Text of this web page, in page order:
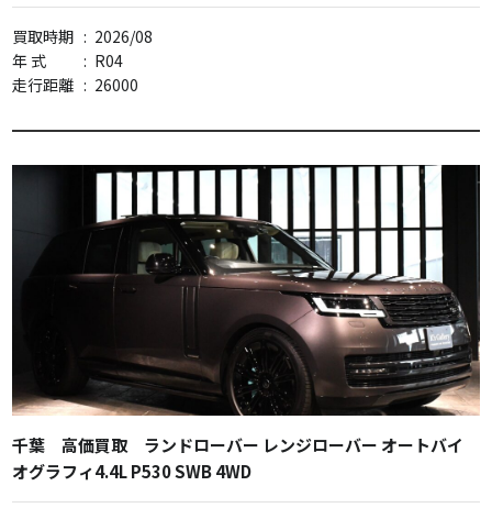
買取時期 : 2026/08
年 式
: R04
走行距離 : 26000
千葉 高価買取 ランドローバー レンジローバー オートバイ
オグラフィ4.4L P530 SWB 4WD